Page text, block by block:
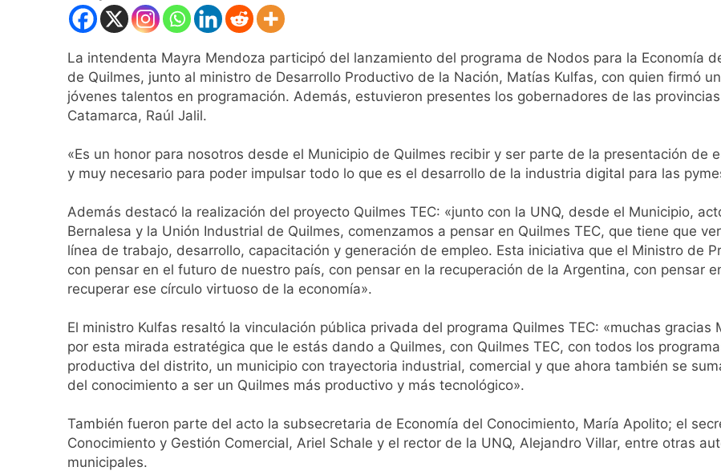
Día de San Cayetano: por qué se celebra cada 7 de agosto y qué representa
21 Horas Atrás
21 Horas Atrás
Incidentes frente al Congreso durante la protesta contra la Ley de Propiedad
enfrentamientos
1 Día Atrás
67 barrios full LED en Florencio Varela
El temporal se despide del AMBA: cuándo dejará de llover y llega una ola de frío
1 Día Atrás
Kicillof marchó contra la Ley de Propiedad Privada de Milei
1 Día Atrás
Renunció el subsecretario de Seguridad de Quilmes, Hernán Ocampo, tras la
Candela Arizaga confirmó que tuvo un «brote psicótico» por consumo con
1 Día Atrás
La Libertad Avanza consiguió la mayoría y rechazó el pedido del peronismo de
Masiva movilización al Congreso contra el proyecto oficial de Ley de
2 Días Atrás
La intendenta Mayra Mendoza participó del lanzamiento del programa de Nodos para la Economía
de Quilmes, junto al ministro de Desarrollo Productivo de la Nación, Matías Kulfas, con quien firmó
jóvenes talentos en programación. Además, estuvieron presentes los gobernadores de las
Catamarca, Raúl Jalil.
«Es un honor para nosotros desde el Municipio de Quilmes recibir y ser parte de la presentación de
y muy necesario para poder impulsar todo lo que es el desarrollo de la industria digital para las
Además destacó la realización del proyecto Quilmes TEC: «junto con la UNQ, desde el Municipio,
Bernalesa y la Unión Industrial de Quilmes, comenzamos a pensar en Quilmes TEC, que tiene que
línea de trabajo, desarrollo, capacitación y generación de empleo. Esta iniciativa que el Ministro de
con pensar en el futuro de nuestro país, con pensar en la recuperación de la Argentina, con pensar
recuperar ese círculo virtuoso de la economía».
El ministro Kulfas resaltó la vinculación pública privada del programa Quilmes TEC: «muchas
por esta mirada estratégica que le estás dando a Quilmes, con Quilmes TEC, con todos los
productiva del distrito, un municipio con trayectoria industrial, comercial y que ahora también se
del conocimiento a ser un Quilmes más productivo y más tecnológico».
También fueron parte del acto la subsecretaria de Economía del Conocimiento, María Apolito; el
Conocimiento y Gestión Comercial, Ariel Schale y el rector de la UNQ, Alejandro Villar, entre otras
municipales.